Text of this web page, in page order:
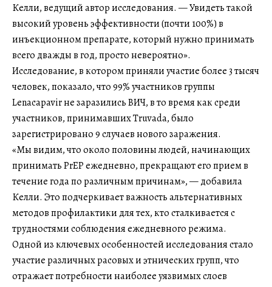
Келли, ведущий автор исследования. — Увидеть такой
высокий уровень эффективности (почти 100%) в
инъекционном препарате, который нужно принимать
всего дважды в год, просто невероятно».
Исследование, в котором приняли участие более 3 тысяч
человек, показало, что 99% участников группы
Lenacapavir не заразились ВИЧ, в то время как среди
участников, принимавших Truvada, было
зарегистрировано 9 случаев нового заражения.
«Мы видим, что около половины людей, начинающих
принимать PrEP ежедневно, прекращают его прием в
течение года по различным причинам», — добавила
Келли. Это подчеркивает важность альтернативных
методов профилактики для тех, кто сталкивается с
трудностями соблюдения ежедневного режима.
Одной из ключевых особенностей исследования стало
участие различных расовых и этнических групп, что
отражает потребности наиболее уязвимых слоев